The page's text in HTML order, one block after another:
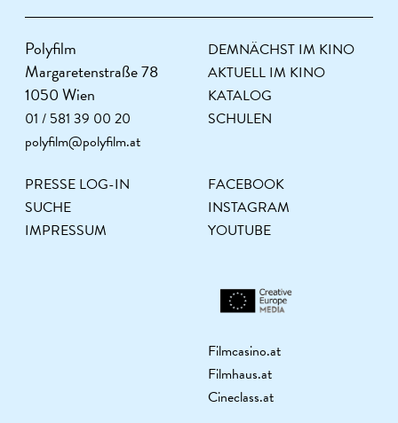
Polyfilm
Margaretenstraße 78
1050 Wien
01 / 581 39 00 20
polyfilm@polyfilm.at
DEMNÄCHST IM KINO
AKTUELL IM KINO
KATALOG
SCHULEN
PRESSE LOG-IN
SUCHE
IMPRESSUM
FACEBOOK
INSTAGRAM
YOUTUBE
Filmcasino.at
Filmhaus.at
Cineclass.at